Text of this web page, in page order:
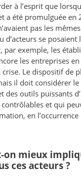
à l’esprit que
a été promulguée en
pas les
d’acteurs se
par exemple, les
les entreprises
Le dispositif de
il doit considérer
des outils puissants
et qui
en l’occurrence
on mieux
ces acteurs ?